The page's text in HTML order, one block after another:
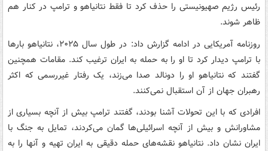
رئیس رژیم صهیونیستی را حذف کرد تا فقط نتانیاهو و ترامپ در کنار هم
ظاهر شوند.
روزنامه آمریکایی در ادامه گزارش داد: در طول سال ۲۰۲۵، نتانیاهو بارها
با ترامپ دیدار کرد تا او را به حمله به ایران ترغیب کند. مقامات همچنین
گفتند که نتانیاهو او را دونالد صدا می‌زند، یک رفتار غیررسمی که اکثر
رهبران جهان از آن استقبال نمی‌کنند.
افرادی که با این تحولات آشنا بودند، گفتند ترامپ بیش از آنچه بسیاری از
مشاورانش و بیش از آنچه اسرائیلی‌ها گمان می‌کردند، تمایل به جنگ با
ایران نشان داد. نتانیاهو نقشه‌های حمله دقیقی به ایران تهیه و آنها را به